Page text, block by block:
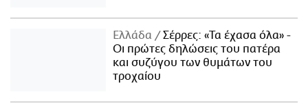
Ελλάδα
Σέρρες: «Τα έχασα όλα» -
Οι πρώτες δηλώσεις του πατέρα
και συζύγου των θυμάτων του
τροχαίου